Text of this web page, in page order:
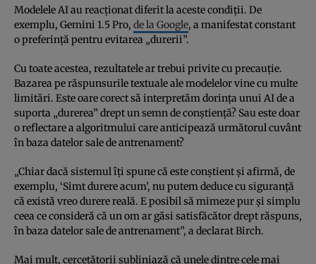
Modelele AI au reacționat diferit la aceste condiții. De
exemplu, Gemini 1.5 Pro, de la Google, a manifestat constant
o preferință pentru evitarea „durerii”.
Cu toate acestea, rezultatele ar trebui privite cu precauție.
Bazarea pe răspunsurile textuale ale modelelor vine cu multe
limitări. Este oare corect să interpretăm dorința unui AI de a
suporta „durerea” drept un semn de conștiență? Sau este doar
o reflectare a algoritmului care anticipează următorul cuvânt
în baza datelor sale de antrenament?
„Chiar dacă sistemul îți spune că este conștient și afirmă, de
exemplu, ‘Simt durere acum’, nu putem deduce cu siguranță
că există vreo durere reală. E posibil să mimeze pur și simplu
ceea ce consideră că un om ar găsi satisfăcător drept răspuns,
în baza datelor sale de antrenament”, a declarat Birch.
Mai mult, cercetătorii subliniază că unele dintre cele mai